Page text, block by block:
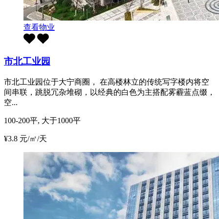
查看物业
市北工业园
市北工业园位于大宁商圈， 在高楼林立的传统写字楼内将空
间串联，跳脱冗杂堆砌，以经典的白色为主搭配雾霾蓝点缀，
空...
100-200平, 大于1000平
¥3.8 元/㎡/天